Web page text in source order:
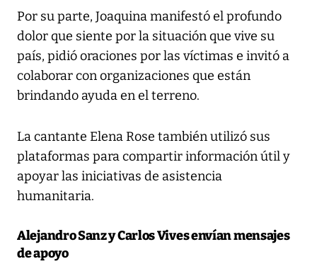
Por su parte, Joaquina manifestó el profundo
dolor que siente por la situación que vive su
país, pidió oraciones por las víctimas e invitó a
colaborar con organizaciones que están
brindando ayuda en el terreno.
La cantante Elena Rose también utilizó sus
plataformas para compartir información útil y
apoyar las iniciativas de asistencia
humanitaria.
Alejandro Sanz y Carlos Vives envían mensajes
de apoyo